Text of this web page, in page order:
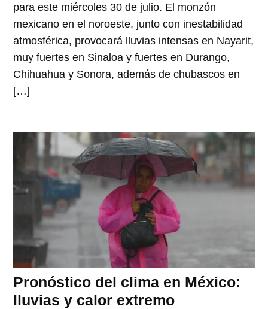
para este miércoles 30 de julio. El monzón
mexicano en el noroeste, junto con inestabilidad
atmosférica, provocará lluvias intensas en Nayarit,
muy fuertes en Sinaloa y fuertes en Durango,
Chihuahua y Sonora, además de chubascos en
[…]
Pronóstico del clima en México:
lluvias y calor extremo